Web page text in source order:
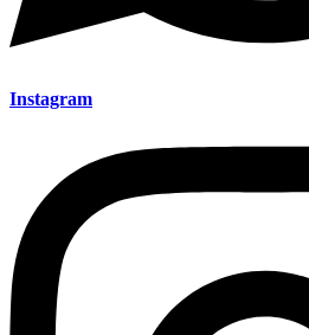
Instagram